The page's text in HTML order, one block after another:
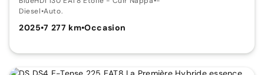
Diesel•Auto.
2025•7 277 km•Occasion